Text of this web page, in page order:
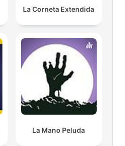
La Corneta Extendida
La Mano Peluda